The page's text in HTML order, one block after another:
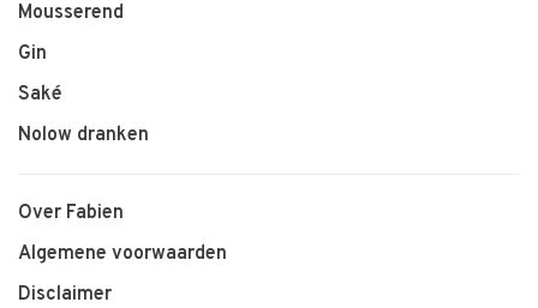
Mousserend
Gin
Saké
Nolow dranken
Over Fabien
Algemene voorwaarden
Disclaimer